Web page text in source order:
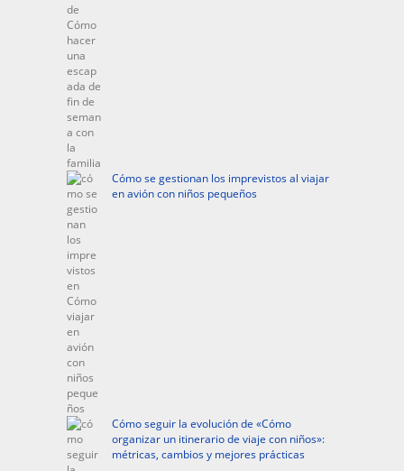
Cómo se gestionan los imprevistos al viajar
en avión con niños pequeños
Cómo seguir la evolución de «Cómo
organizar un itinerario de viaje con niños»:
métricas, cambios y mejores prácticas